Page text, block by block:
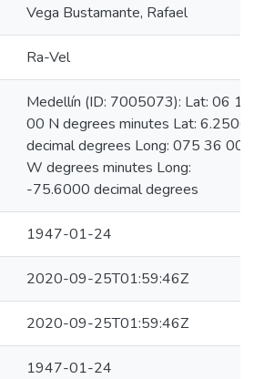
Vega Bustamante, Rafael
Ra-Vel
Medellín (ID: 7005073): Lat: 06 15
00 N degrees minutes Lat: 6.2500
decimal degrees Long: 075 36 00
W degrees minutes Long:
-75.6000 decimal degrees
1947-01-24
2020-09-25T01:59:46Z
2020-09-25T01:59:46Z
1947-01-24